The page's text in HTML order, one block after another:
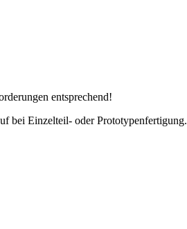
entsprechend!
bei Einzelteil- oder Prototypenfertigung.